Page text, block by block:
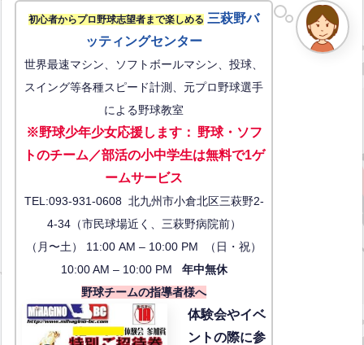
初心者からプロ野球志望者まで楽しめる 三萩野バ
ッティングセンター
世界最速マシン、ソフトボールマシン、投球、
スイング等各種スピード計測、元プロ野球選手
による野球教室
※野球少年少女応援します： 野球・ソフ
トのチーム／部活の小中学生は無料で1ゲ
ームサービス
TEL:093-931-0608 北九州市小倉北区三萩野2-
4-34（市民球場近く、三萩野病院前）
（月〜土） 11:00 AM – 10:00 PM （日・祝）
10:00 AM – 10:00 PM 年中無休
野球チームの指導者様へ
体験会やイベ
ントの際に参